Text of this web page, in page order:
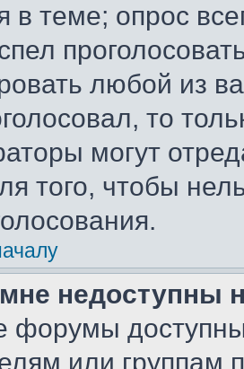
в теме; опрос
любой из
то
могут
того, чтобы
недоступны
форумы
или группам